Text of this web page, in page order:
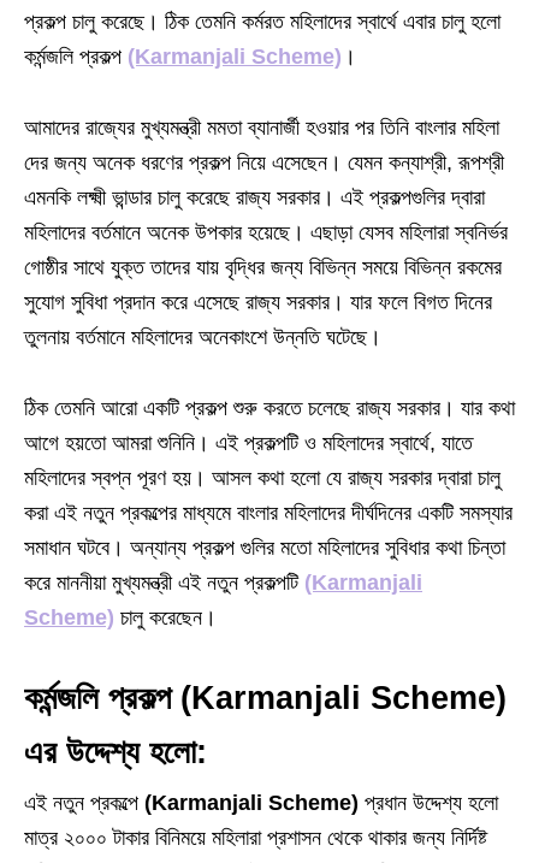
প্রকল্প চালু করেছে। ঠিক তেমনি কর্মরত মহিলাদের স্বার্থে এবার চালু হলো
কর্মন্জলি প্রকল্প (Karmanjali Scheme) ।
আমাদের রাজ্যের মুখ্যমন্ত্রী মমতা ব্যানার্জী হওয়ার পর তিনি বাংলার মহিলা
দের জন্য অনেক ধরণের প্রকল্প নিয়ে এসেছেন। যেমন কন্যাশ্রী, রূপশ্রী
এমনকি লক্ষ্মী ভান্ডার চালু করেছে রাজ্য সরকার। এই প্রকল্পগুলির দ্বারা
মহিলাদের বর্তমানে অনেক উপকার হয়েছে। এছাড়া যেসব মহিলারা স্বনির্ভর
গোষ্ঠীর সাথে যুক্ত তাদের যায় বৃদ্ধির জন্য বিভিন্ন সময়ে বিভিন্ন রকমের
সুযোগ সুবিধা প্রদান করে এসেছে রাজ্য সরকার। যার ফলে বিগত দিনের
তুলনায় বর্তমানে মহিলাদের অনেকাংশে উন্নতি ঘটেছে।
ঠিক তেমনি আরো একটি প্রকল্প শুরু করতে চলেছে রাজ্য সরকার। যার কথা
আগে হয়তো আমরা শুনিনি। এই প্রকল্পটি ও মহিলাদের স্বার্থে, যাতে
মহিলাদের স্বপ্ন পূরণ হয়। আসল কথা হলো যে রাজ্য সরকার দ্বারা চালু
করা এই নতুন প্রকল্পের মাধ্যমে বাংলার মহিলাদের দীর্ঘদিনের একটি সমস্যার
সমাধান ঘটবে। অন্যান্য প্রকল্প গুলির মতো মহিলাদের সুবিধার কথা চিন্তা
করে মাননীয়া মুখ্যমন্ত্রী এই নতুন প্রকল্পটি (Karmanjali
Scheme) চালু করেছেন।
কর্মন্জলি প্রকল্প (Karmanjali Scheme)
এর উদ্দেশ্য হলো:
এই নতুন প্রকল্পে (Karmanjali Scheme) প্রধান উদ্দেশ্য হলো
মাত্র ২০০০ টাকার বিনিময়ে মহিলারা প্রশাসন থেকে থাকার জন্য নির্দিষ্ট